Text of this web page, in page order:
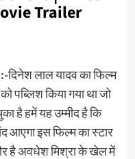
Trailer
दिनेश लाल यादव का फिल्म
पब्लिश किया गया था जो
है हमें यह उम्मीद है कि
आएगा इस फिल्म का स्टार
है अवधेश मिश्रा के खेल में